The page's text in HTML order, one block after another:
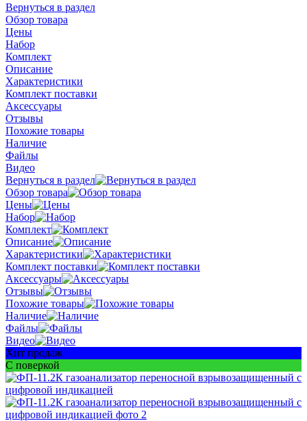
Вернуться в раздел
Обзор товара
Цены
Набор
Комплект
Описание
Характеристики
Комплект поставки
Аксессуары
Отзывы
Похожие товары
Наличие
Файлы
Видео
Вернуться в раздел
Обзор товара
Цены
Набор
Комплект
Описание
Характеристики
Комплект поставки
Аксессуары
Отзывы
Похожие товары
Наличие
Файлы
Видео
Хит продаж
С поверкой